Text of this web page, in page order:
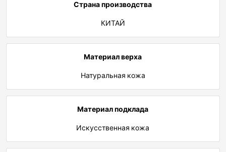
Страна производства
КИТАЙ
Материал верха
Натуральная кожа
Материал подклада
Искусственная кожа